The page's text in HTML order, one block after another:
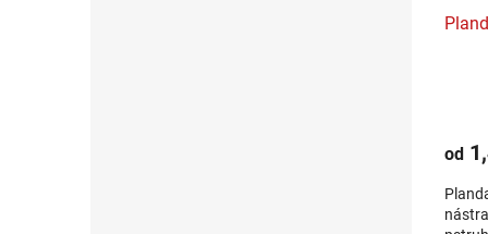
od